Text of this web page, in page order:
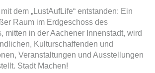
dem „LustAufLife“ entstanden: Ein
Raum im Erdgeschoss des
mitten in der Aachener Innenstadt, wird
Kulturschaffenden und
Veranstaltungen und Ausstellungen
Stadt Machen!